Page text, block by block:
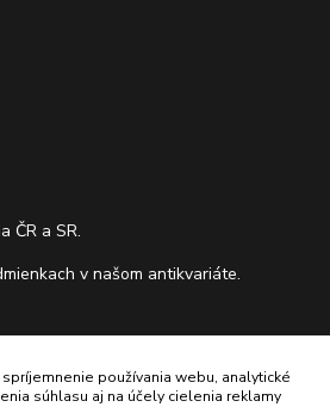
ČR a SR.
v našom antikvariáte.
používania webu, analytické
súhlasu aj na účely cielenia reklamy